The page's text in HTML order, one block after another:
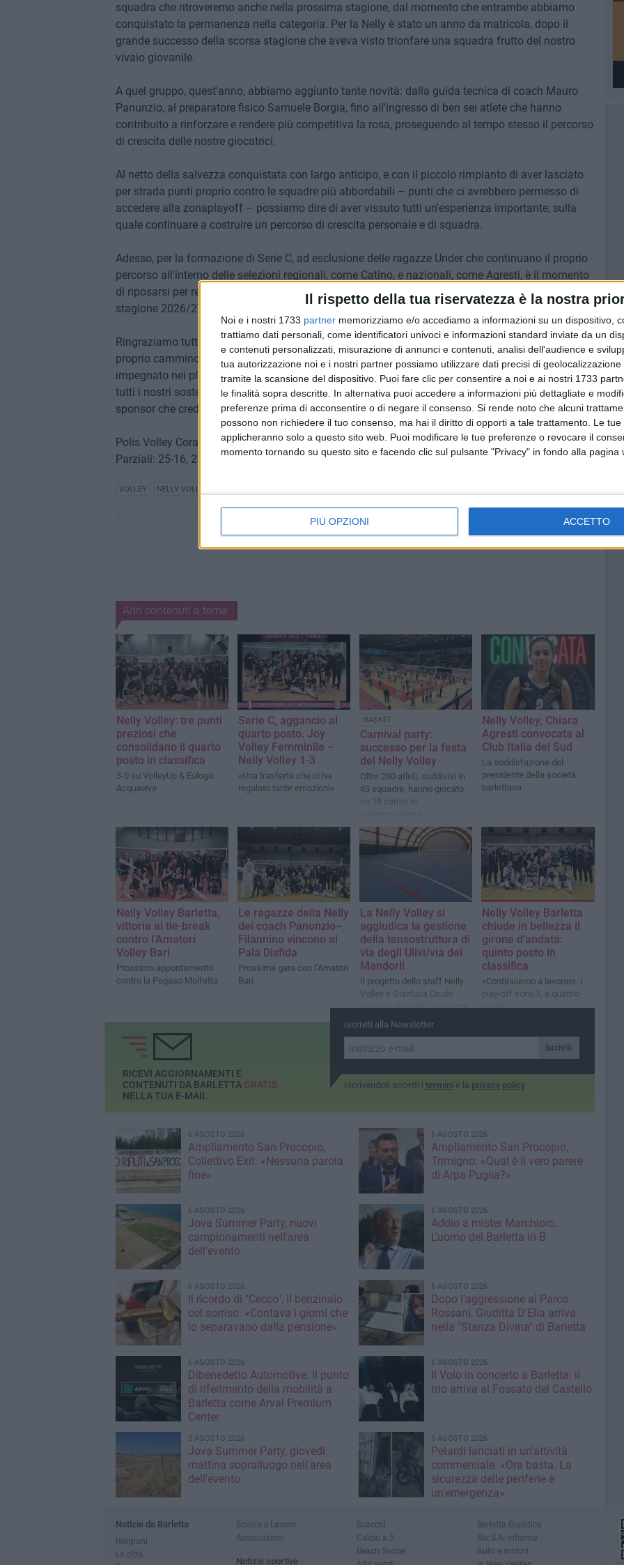
Il rispetto della tua riservatezza è la nostra
Noi e i nostri 1733 partner memorizziamo e/o accediamo a informazioni su un dispositivo,
trattiamo dati personali, come identificatori univoci e informazioni standard inviate da un
e contenuti personalizzati, misurazione di annunci e contenuti, analisi dell'audience e
tua autorizzazione noi e i nostri partner possiamo utilizzare dati precisi di
tramite la scansione del dispositivo. Puoi fare clic per consentire a noi e ai nostri 1733
le finalità sopra descritte. In alternativa puoi accedere a informazioni più dettagliate e
preferenze prima di acconsentire o di negare il consenso. Si rende noto che alcuni
possono non richiedere il tuo consenso, ma hai il diritto di opporti a tale trattamento. Le
applicheranno solo a questo sito web. Puoi modificare le tue preferenze o revocare il
momento tornando su questo sito e facendo clic sul pulsante "Privacy" in fondo alla pagina
PIÙ OPZIONI ACCETTO
squadra che ritroveremo anche nella prossima stagione, dal momento che entrambe abbiamo
conquistato la permanenza nella categoria. Per la Nelly è stato un anno da matricola, dopo il
grande successo della scorsa stagione che aveva visto trionfare una squadra frutto del nostro
vivaio giovanile.
A quel gruppo, quest'anno, abbiamo aggiunto tante novità: dalla guida tecnica di coach Mauro
Panunzio, al preparatore fisico Samuele Borgia, fino all'ingresso di ben sei atlete che hanno
contribuito a rinforzare e rendere più competitiva la rosa, proseguendo al tempo stesso il percorso
di crescita delle nostre giocatrici.
Al netto della salvezza conquistata con largo anticipo, e con il piccolo rimpianto di aver lasciato
per strada punti proprio contro le squadre più abbordabili – punti che ci avrebbero permesso di
accedere alla zonaplayoff – possiamo dire di aver vissuto tutti un'esperienza importante, sulla
quale continuare a costruire un percorso di crescita personale e di squadra.
Adesso, per la formazione di Serie C, ad esclusione delle ragazze Under che continuano il proprio
percorso all'interno delle selezioni regionali, come Catino, e nazionali, come Agresti, è il momento
di riposarsi per recuperare le energie fisiche e mentali e farsi trovare pronte in vista della nuova
stagione 2026/27.
Ringraziamo tutte le società incontrate durante questa stagione. Auguriamo a chi continuerà il
proprio cammino nei playoff di proseguire con la stessa determinazione, e a chi invece sarà
impegnato nei playout di ritrovarci ancora nella prossima stagione. Un forte ringraziamento va a
tutti i nostri sostenitori della Nelly Volley, agli appassionati di questo bellissimo sport e a tutti gli
sponsor che credono nei nostri valori e nella crescita costante del nostro progetto.
Polis Volley Corato – Nelly Volley 3-1
Parziali: 25-16, 23-25, 25-15, 25-19
VOLLEY NELLY VOLLEY
Altri contenuti a tema
Nelly Volley: tre punti
preziosi che
consolidano il quarto
posto in classifica
3-0 su VolleyUp & Eulogic
Acquaviva
Serie C, aggancio al
quarto posto. Joy
Volley Femminile –
Nelly Volley 1-3
«Una trasferta che ci ha
regalato tante emozioni»
BASKET
Carnival party:
successo per la festa
del Nelly Volley
Oltre 280 atleti, suddivisi in
43 squadre, hanno giocato
su 18 campi in
Nelly Volley, Chiara
Agresti convocata al
Club Italia del Sud
La soddisfazione del
presidente della società
barlettana
Nelly Volley Barletta,
vittoria al tie-break
contro l’Amatori
Volley Bari
Prossimo appuntamento
contro la Pegaso Molfetta
Le ragazze della Nelly
dei coach Panunzio–
Filannino vincono al
Pala Disfida
Prossima gara con l’Amatori
Bari
La Nelly Volley si
aggiudica la gestione
della tensostruttura di
via degli Ulivi/via dei
Mandorli
Il progetto dello staff Nelly
Volley e Gianluca Crudo
punta su legalità, inclusione
e spazi ricreativi
Nelly Volley Barletta
chiude in bellezza il
girone d'andata:
quinto posto in
classifica
«Continuiamo a lavorare: i
play-off sono lì, a quattro
punti»
Iscriviti alla Newsletter
Iscriviti
Iscrivendoti accetti i termini e la privacy policy
RICEVI AGGIORNAMENTI E
CONTENUTI DA BARLETTA GRATIS
NELLA TUA E-MAIL
6 AGOSTO 2026
Ampliamento San Procopio,
Collettivo Exit: «Nessuna parola
fine»
6 AGOSTO 2026
Ampliamento San Procopio,
Trimigno: «Qual è il vero parere
di Arpa Puglia?»
6 AGOSTO 2026
Jova Summer Party, nuovi
campionamenti nell'area
dell'evento
6 AGOSTO 2026
Addio a mister Marchioro.
L'uomo del Barletta in B
6 AGOSTO 2026
Il ricordo di "Cecco", il benzinaio
col sorriso: «Contava i giorni che
lo separavano dalla pensione»
6 AGOSTO 2026
Dopo l'aggressione al Parco
Rossani, Giuditta D'Elia arriva
nella "Stanza Divina" di Barletta
6 AGOSTO 2026
Dibenedetto Automotive: il punto
di riferimento della mobilità a
Barletta come Arval Premium
Center
6 AGOSTO 2026
Il Volo in concerto a Barletta: il
trio arriva al Fossato del Castello
5 AGOSTO 2026
Jova Summer Party, giovedì
mattina sopralluogo nell'area
dell'evento
5 AGOSTO 2026
Petardi lanciati in un'attività
commerciale: «Ora basta. La
sicurezza delle periferie è
un'emergenza»
Notizie da Barletta
Religioni
La città
Scuola e Lavoro
Associazioni
Notizie sportive
Scacchi
Calcio a 5
Beach Soccer
Barletta Giuridica
Bar.S.A. informa
Auto e motori